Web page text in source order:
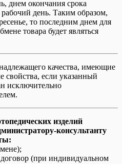
днем окончания срока
день. Таким образом,
то последним днем для
товара будет являться
качества, имеющие
свойства, если указанный
исключительно
изделий
консультанту
(при индивидуальном